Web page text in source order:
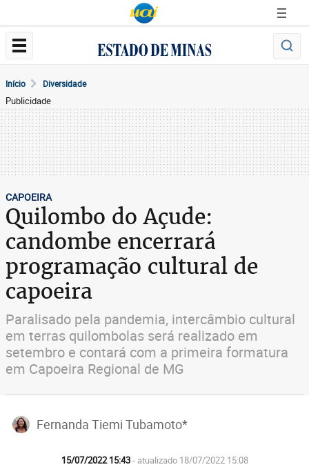
Início Diversidade
Publicidade
CAPOEIRA
Quilombo do Açude:
candombe encerrará
programação cultural de
capoeira
Paralisado pela pandemia, intercâmbio cultural
em terras quilombolas será realizado em
setembro e contará com a primeira formatura
em Capoeira Regional de MG
Fernanda Tiemi Tubamoto*
15/07/2022 15:43- atualizado 18/07/2022 15:08